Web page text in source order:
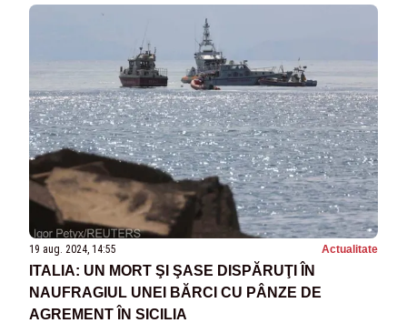
19 aug. 2024, 14:55 Actualitate
ITALIA: UN MORT ŞI ŞASE DISPĂRUŢI ÎN
NAUFRAGIUL UNEI BĂRCI CU PÂNZE DE
AGREMENT ÎN SICILIA